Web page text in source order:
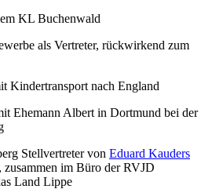
KL Buchenwald
als Vertreter, rückwirkend zum
Kindertransport nach England
Ehemann Albert in Dortmund bei der
Stellvertreter von Eduard Kauders
zusammen im Büro der RVJD
Land Lippe